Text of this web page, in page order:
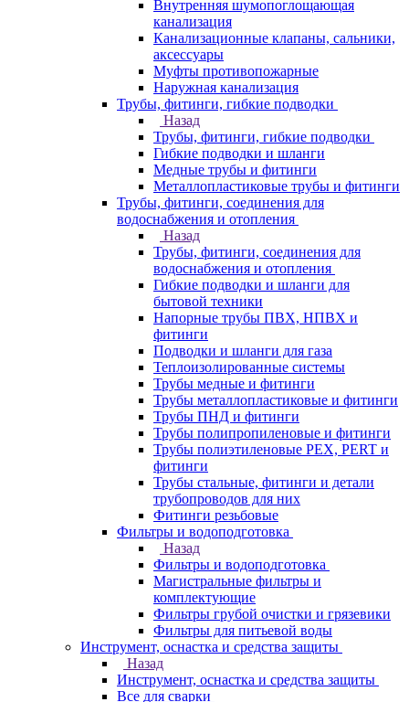
Внутренняя шумопоглощающая
канализация
Канализационные клапаны, сальники,
аксессуары
Муфты противопожарные
Наружная канализация
Трубы, фитинги, гибкие подводки
Назад
Трубы, фитинги, гибкие подводки
Гибкие подводки и шланги
Медные трубы и фитинги
Металлопластиковые трубы и фитинги
Трубы, фитинги, соединения для
водоснабжения и отопления
Назад
Трубы, фитинги, соединения для
водоснабжения и отопления
Гибкие подводки и шланги для
бытовой техники
Напорные трубы ПВХ, НПВХ и
фитинги
Подводки и шланги для газа
Теплоизолированные системы
Трубы медные и фитинги
Трубы металлопластиковые и фитинги
Трубы ПНД и фитинги
Трубы полипропиленовые и фитинги
Трубы полиэтиленовые PEX, PERT и
фитинги
Трубы стальные, фитинги и детали
трубопроводов для них
Фитинги резьбовые
Фильтры и водоподготовка
Назад
Фильтры и водоподготовка
Магистральные фильтры и
комплектующие
Фильтры грубой очистки и грязевики
Фильтры для питьевой воды
Инструмент, оснастка и средства защиты
Назад
Инструмент, оснастка и средства защиты
Все для сварки